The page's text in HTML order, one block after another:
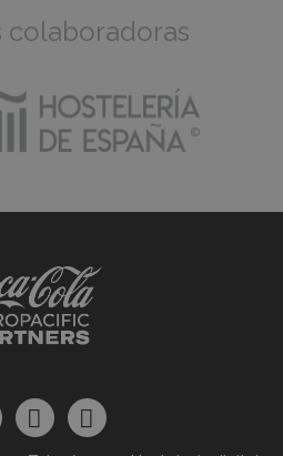
colaboradoras